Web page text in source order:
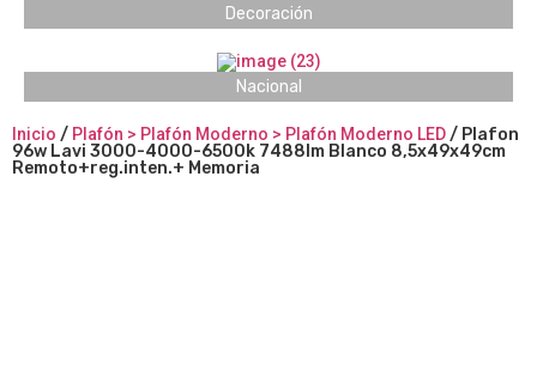
Decoración
Nacional
Inicio / Plafón > Plafón Moderno > Plafón Moderno LED/ Plafon
96w Lavi 3000-4000-6500k 7488lm Blanco 8,5x49x49cm
Remoto+reg.inten.+ Memoria